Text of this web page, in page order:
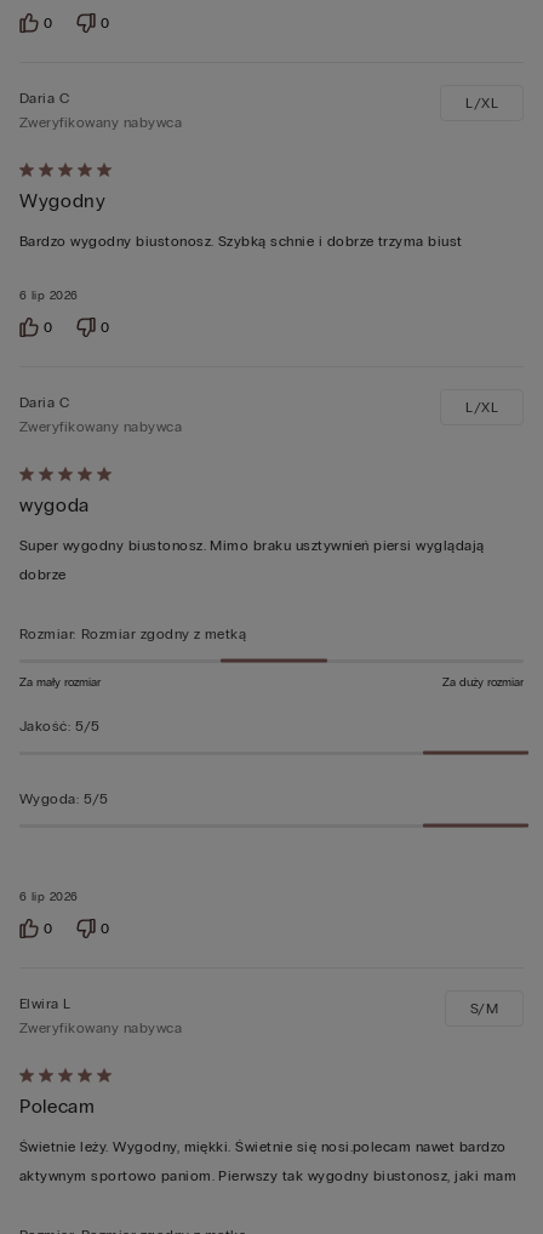
0 0
Ocena
5
z
6 lip 2026
Daria C
Zweryfikowany nabywca
Wygodny
Bardzo wygodny biustonosz. Szybką schnie i dobrze trzyma biust
L/XL
0 0
Ocena
5
z
5
6 lip 2026
Daria C
Zweryfikowany nabywca
wygoda
Super wygodny biustonosz. Mimo braku usztywnień piersi wyglądają
dobrze
L/XL
Rozmiar: Rozmiar zgodny z metką
Za mały rozmiar Za duży rozmiar
Jakość: 5/5
Wygoda: 5/5
0 0
Ocena
5
z
5
Elwira L
Zweryfikowany nabywca
Polecam
Świetnie leży. Wygodny, miękki. Świetnie się nosi.polecam nawet bardzo
aktywnym sportowo paniom. Pierwszy tak wygodny biustonosz, jaki mam
S/M